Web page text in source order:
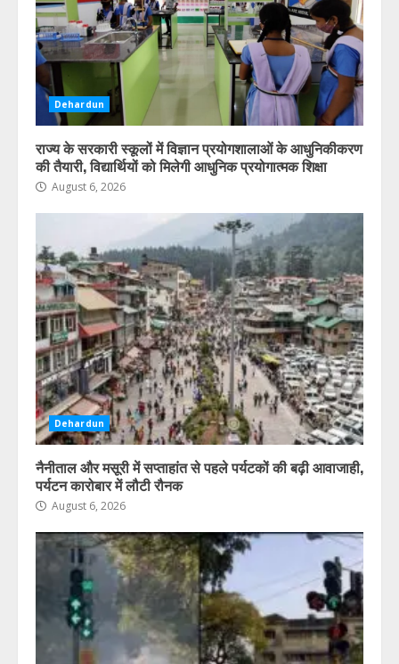
Dehardun
राज्य के सरकारी स्कूलों में विज्ञान प्रयोगशालाओं के आधुनिकीकरण
की तैयारी, विद्यार्थियों को मिलेगी आधुनिक प्रयोगात्मक शिक्षा
August 6, 2026
Dehardun
नैनीताल और मसूरी में सप्ताहांत से पहले पर्यटकों की बढ़ी आवाजाही,
पर्यटन कारोबार में लौटी रौनक
August 6, 2026